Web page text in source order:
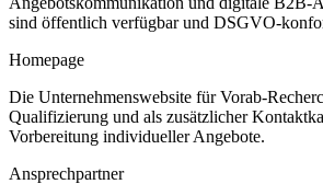
sind öffentlich verfügbar und DSGVO-
Homepage
Die Unternehmenswebsite für Vorab-
Qualifizierung und als zusätzlicher
Vorbereitung individueller Angebote.
Ansprechpartner